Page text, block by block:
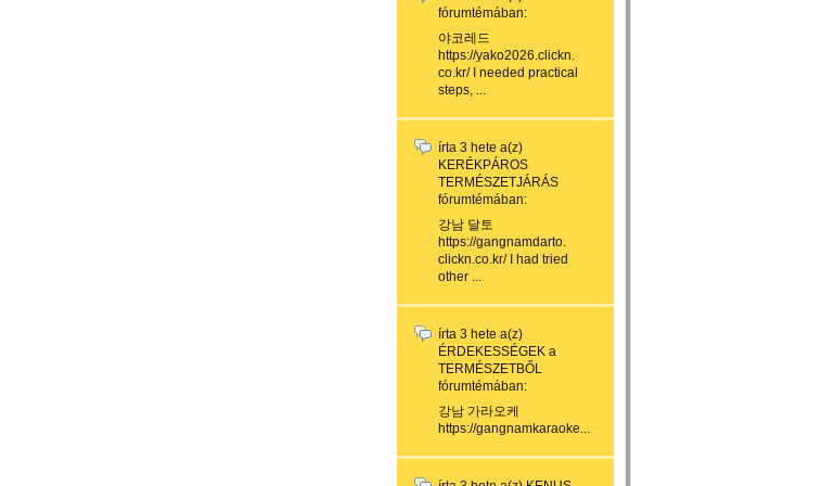
fórumtémában:
야코레드
https://yako2026.clickn.
co.kr/ I needed practical
steps, ...
írta 3 hete a(z)
KERÉKPÁROS
TERMÉSZETJÁRÁS
fórumtémában:
강남 달토
https://gangnamdarto.
clickn.co.kr/ I had tried
other ...
írta 3 hete a(z)
ÉRDEKESSÉGEK a
TERMÉSZETBŐL
fórumtémában:
강남 가라오케
https://gangnamkaraoke...